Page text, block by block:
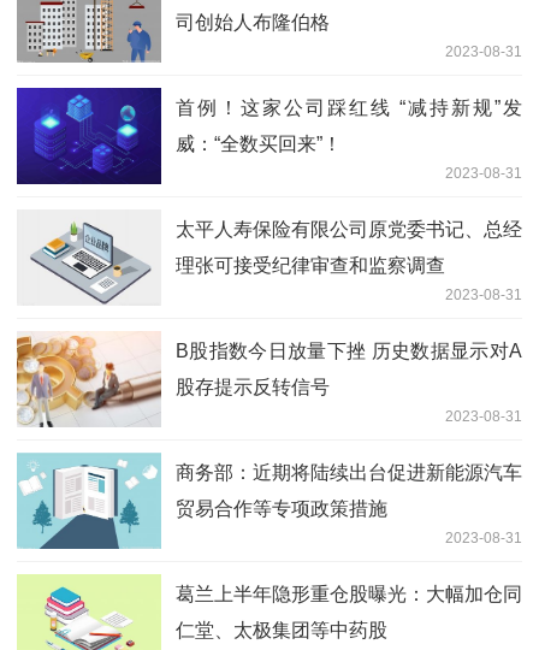
司创始人布隆伯格
2023-08-31
首例！这家公司踩红线 “减持新规”发
威：“全数买回来”！
2023-08-31
太平人寿保险有限公司原党委书记、总经
理张可接受纪律审查和监察调查
2023-08-31
B股指数今日放量下挫 历史数据显示对A
股存提示反转信号
2023-08-31
商务部：近期将陆续出台促进新能源汽车
贸易合作等专项政策措施
2023-08-31
葛兰上半年隐形重仓股曝光：大幅加仓同
仁堂、太极集团等中药股